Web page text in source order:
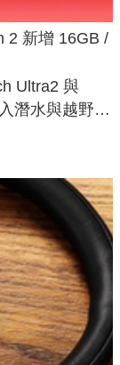
2 新增 16GB /
Ultra2 與
潛水與越野跑